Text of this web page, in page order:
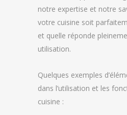
notre expertise et notre
votre cuisine soit
et quelle réponde
utilisation.
Quelques exemples
dans l’utilisation et les
cuisine :